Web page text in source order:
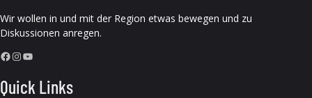
Wir wollen in und mit der Region etwas bewegen und zu
Diskussionen anregen.
Facebook InstagramYouTube
Quick Links